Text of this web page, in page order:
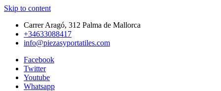
Skip to content
Carrer Aragó, 312 Palma de Mallorca
+34633088417
info@piezasyportatiles.com
Facebook
Twitter
Youtube
Whatsapp